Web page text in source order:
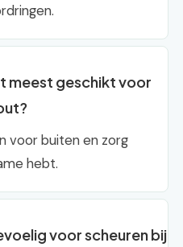
meest geschikt voor
voor buiten en zorg
hebt.
voor scheuren bij